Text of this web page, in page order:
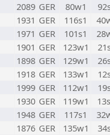
2089 GER 80w1
1931 GER 116s1
1971 GER 101s1
1901 GER 123w1
1898 GER 129w1
1918 GER 133w1
1999 GER 112w1
1930 GER 119w1
1948 GER 117s1
1876 GER 135w1